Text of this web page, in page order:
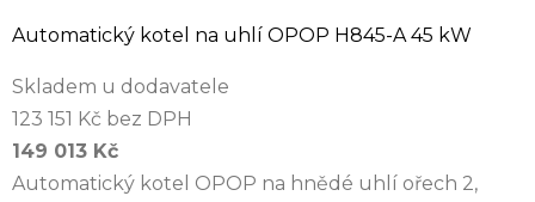
Automatický kotel na uhlí OPOP H845-A 45 kW
Skladem u dodavatele
123 151 Kč bez DPH
149 013 Kč
Automatický kotel OPOP na hnědé uhlí ořech 2,